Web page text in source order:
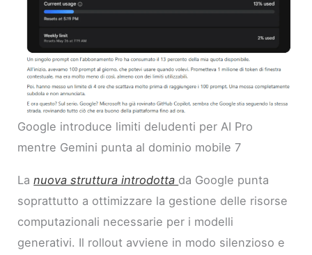
Google introduce limiti deludenti per AI Pro
mentre Gemini punta al dominio mobile 7
Lanuova struttura introdotta da Google punta
soprattutto a ottimizzare la gestione delle risorse
computazionali necessarie per i modelli
generativi. Il rollout avviene in modo silenzioso e